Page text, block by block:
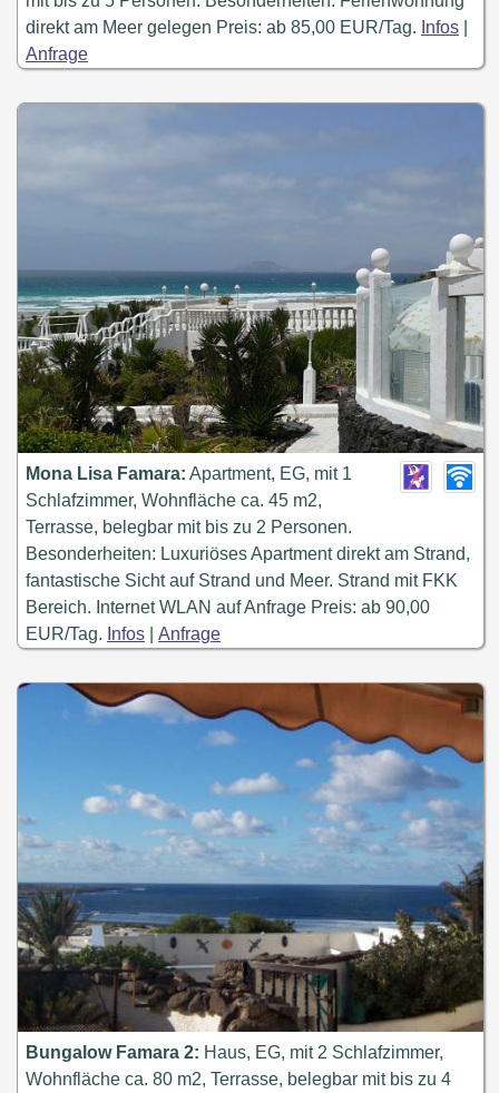
direkt am Meer gelegen Preis: ab 85,00 EUR/Tag. Infos
Anfrage
Mona Lisa Famara: Apartment, EG, mit 1
Schlafzimmer, Wohnfläche ca. 45 m2,
Terrasse, belegbar mit bis zu 2 Personen.
Besonderheiten: Luxuriöses Apartment direkt am Strand,
fantastische Sicht auf Strand und Meer. Strand mit FKK
Bereich. Internet WLAN auf Anfrage Preis: ab 90,00
EUR/Tag. Infos Anfrage
Bungalow Famara 2: Haus, EG, mit 2 Schlafzimmer,
Wohnfläche ca. 80 m2, Terrasse, belegbar mit bis zu 4